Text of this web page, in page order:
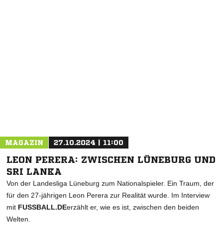
MAGAZIN 27.10.2024 | 11:00
LEON PERERA: ZWISCHEN LÜNEBURG UND
SRI LANKA
Von der Landesliga Lüneburg zum Nationalspieler. Ein Traum, der
für den 27-jährigen Leon Perera zur Realität wurde. Im Interview
mit FUSSBALL.DEerzählt er, wie es ist, zwischen den beiden
Welten.